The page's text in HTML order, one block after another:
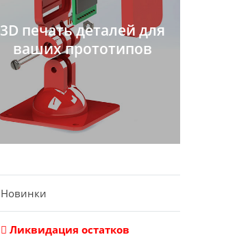
3D печать деталей для
ваших прототипов
Новинки
Ликвидация остатков